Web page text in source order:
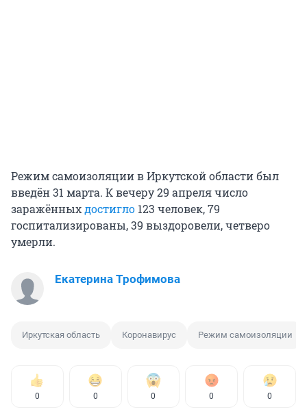
Режим самоизоляции в Иркутской области был
введён 31 марта. К вечеру 29 апреля число
заражённыхдостигло 123 человек, 79
госпитализированы, 39 выздоровели, четверо
умерли.
Екатерина Трофимова
Иркутская область Коронавирус Режим самоизоляции
0 0 0 0 0